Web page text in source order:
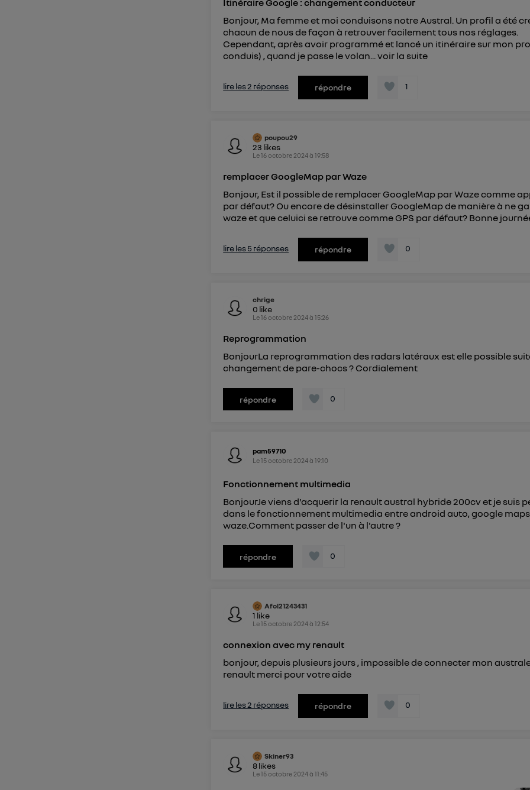
Itinéraire Google : changement conducteur
Bonjour, Ma femme et moi conduisons notre Austral. Un profil a été
chacun de nous de façon à retrouver facilement tous nos réglages.
Cependant, après avoir programmé et lancé un itinéraire sur mon
conduis) , quand je passe le volan...voir la suite
lire les 2 réponses répondre 1
poupou29
23 likes
Le16 octobre 2024à19:58
remplacer GoogleMap par Waze
Bonjour, Est il possible de remplacer GoogleMap par Waze comme
par défaut? Ou encore de désinstaller GoogleMap de manière à ne
waze et que celuici se retrouve comme GPS par défaut? Bonne
lire les 5 réponses répondre 0
chrige
0 like
Le16 octobre 2024à15:26
Reprogrammation
BonjourLa reprogrammation des radars latéraux est elle possible
changement de pare-chocs ? Cordialement
répondre 0
pam59710
Le15 octobre 2024à19:10
Fonctionnement multimedia
BonjourJe viens d'acquerir la renault austral hybride 200cv et je suis
dans le fonctionnement multimedia entre android auto, google
waze.Comment passer de l'un à l'autre ?
répondre 0
Afol21243431
1 like
Le15 octobre 2024à12:54
connexion avec my renault
bonjour, depuis plusieurs jours , impossible de connecter mon
renault merci pour votre aide
lire les 2 réponses répondre 0
Skiner93
8likes
Le15 octobre 2024à11:45
Pour une connexion foyer(ex : Wi-Fi), la personnalisation sera basée sur la navigation des
Pour uneconnexion mobile , la personnalisation sera basée uniquement sur la navigation
mobile.
Vous pouvez à tout moment retirer ce consentement surle portail
d'informations, veuillez consulter
personnelles d'Utiq